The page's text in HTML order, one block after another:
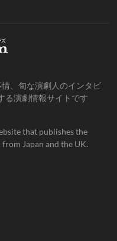
、旬な演劇人のインタビ
る演劇情報サイトです
that publishes the
Japan and the UK.